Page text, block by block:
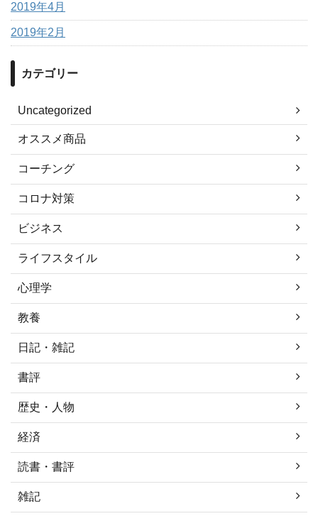
2019年4月
2019年2月
カテゴリー
Uncategorized
オススメ商品
コーチング
コロナ対策
ビジネス
ライフスタイル
心理学
教養
日記・雑記
書評
歴史・人物
経済
読書・書評
雑記